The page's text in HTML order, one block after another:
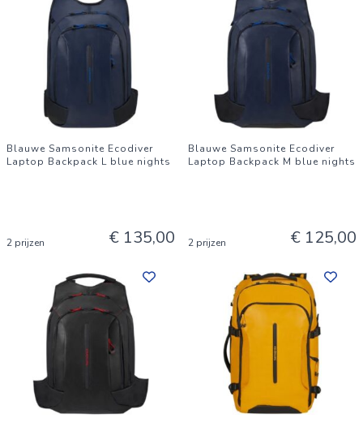
Blauwe Samsonite Ecodiver
Laptop Backpack L blue nights
2 prijzen € 135,00
Blauwe Samsonite Ecodiver
Laptop Backpack M blue nights
2 prijzen € 125,00